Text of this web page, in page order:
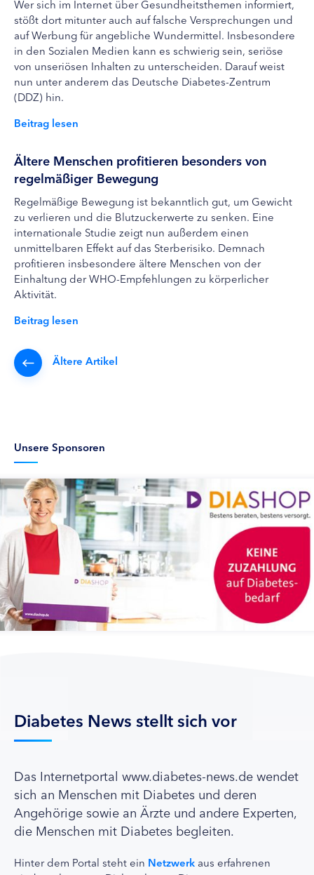
Wer sich im Internet über Gesundheitsthemen informiert,
stößt dort mitunter auch auf falsche Versprechungen und
auf Werbung für angebliche Wundermittel. Insbesondere
in den Sozialen Medien kann es schwierig sein, seriöse
von unseriösen Inhalten zu unterscheiden. Darauf weist
nun unter anderem das Deutsche Diabetes-Zentrum
(DDZ) hin.
Beitrag lesen
Ältere Menschen profitieren besonders von
regelmäßiger Bewegung
Regelmäßige Bewegung ist bekanntlich gut, um Gewicht
zu verlieren und die Blutzuckerwerte zu senken. Eine
internationale Studie zeigt nun außerdem einen
unmittelbaren Effekt auf das Sterberisiko. Demnach
profitieren insbesondere ältere Menschen von der
Einhaltung der WHO-Empfehlungen zu körperlicher
Aktivität.
Beitrag lesen
Ältere Artikel
Unsere Sponsoren
Diabetes News stellt sich vor
Das Internetportal www.diabetes-news.de wendet
sich an Menschen mit Diabetes und deren
Angehörige sowie an Ärzte und andere Experten,
die Menschen mit Diabetes begleiten.
Hinter dem Portal steht ein Netzwerk aus erfahrenen